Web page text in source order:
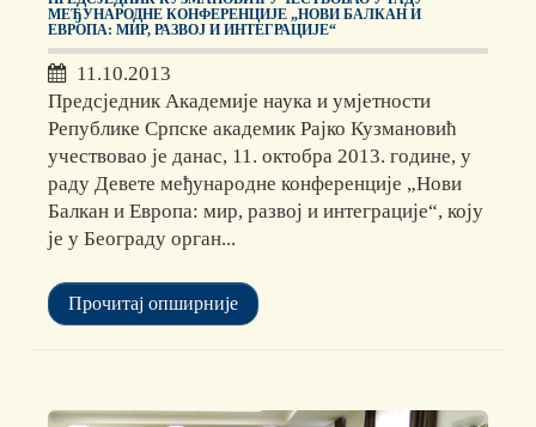
МЕЂУНАРОДНЕ КОНФЕРЕНЦИЈЕ „НОВИ БАЛКАН И
ЕВРОПА: МИР, РАЗВОЈ И ИНТЕГРАЦИЈЕ“
11.10.2013
Предсједник Академије наука и умјетности
Републике Српске академик Рајко Кузмановић
учествовао је данас, 11. октобра 2013. године, у
раду Девете међународне конференције „Нови
Балкан и Европа: мир, развој и интеграције“, коју
је у Београду орган...
Прочитај опширније